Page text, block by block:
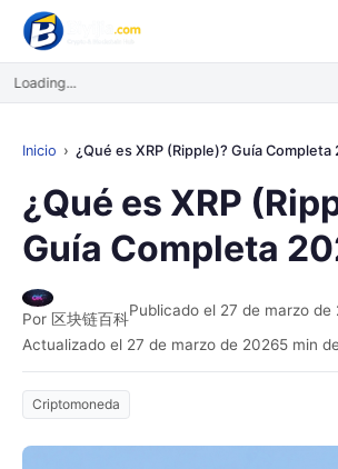
Loading...
Inicio ¿Qué es XRP (Ripple)? Guía Completa
¿Qué es XRP
Guía Completa
Por 区块链百科Publicado el 27 de marzo de
Actualizado el 27 de marzo de 20265 min
Criptomoneda